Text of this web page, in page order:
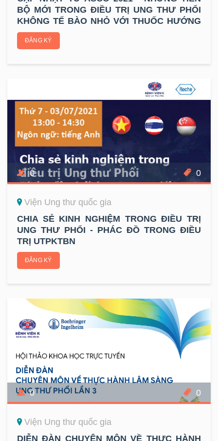
BỘ MỚI TRONG ĐIỀU TRỊ UNG THƯ PHỔI
KHÔNG TẾ BÀO NHỎ VỚI THUỐC HƯỚNG
ĐÍCH
ĐĂNG KÝ
0 0
Viện Ung thư quốc gia
CHIA SẺ KINH NGHIỆM TRONG ĐIỀU TRỊ
UNG THƯ PHỔI - PHÁC ĐỒ TRONG ĐIỀU
TRỊ UTPKTBN
ĐĂNG KÝ
0 0
Viện Ung thư quốc gia
DIỄN ĐÀN CHUYÊN MÔN VỀ THỰC HÀNH